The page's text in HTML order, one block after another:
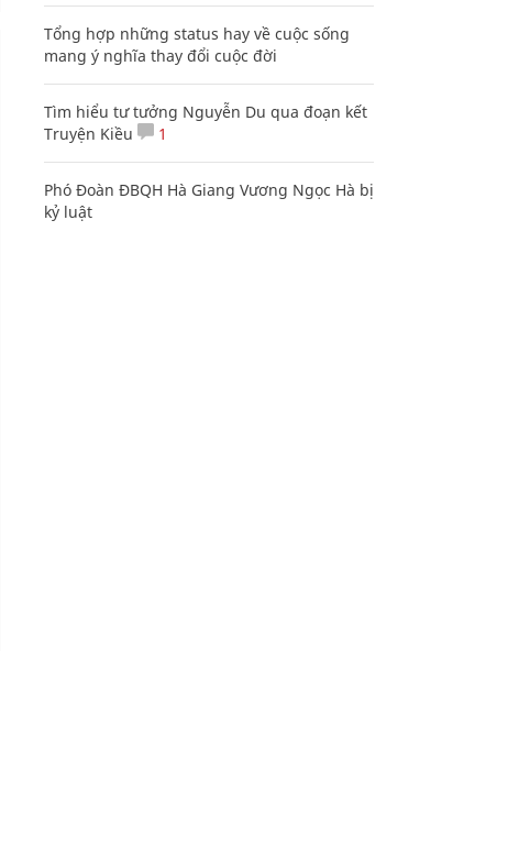
Tổng hợp những status hay về cuộc sống
mang ý nghĩa thay đổi cuộc đời
Tìm hiểu tư tưởng Nguyễn Du qua đoạn kết
Truyện Kiều
1
Phó Đoàn ĐBQH Hà Giang Vương Ngọc Hà bị
kỷ luật